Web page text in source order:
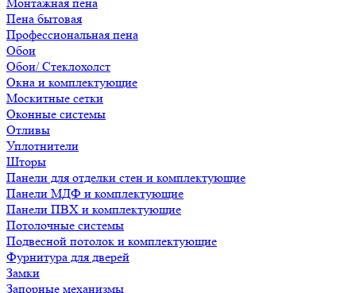
Пена бытовая
Профессиональная пена
Обои
Обои/ Стеклохолст
Окна и комплектующие
Москитные сетки
Оконные системы
Отливы
Уплотнители
Шторы
Панели для отделки стен и комплектующие
Панели МДФ и комплектующие
Панели ПВХ и комплектующие
Потолочные системы
Подвесной потолок и комплектующие
Фурнитура для дверей
Замки
Запорные механизмы